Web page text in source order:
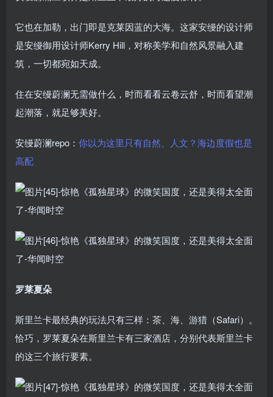
它也在加勒，出门即是克莱因蓝的大海。这家安缦的设计师
是安缦御用设计师Kerry Hill，对称美学和自然风景融入建
筑，一切都宛如天成。
住在安缦蔚澜无需做什么，时而看看云卷云舒，时而看望潮
起潮落，就足够美好。
安缦蔚澜repo： 你以为这里只有自然、人文？海边度假也是
高配
罗莱夏朵
斯里兰卡最经典的玩法只有三样：茶、海、游猎（Safari）。
恰巧，罗莱夏朵在斯里兰卡有三家酒店，分别代表斯里兰卡
的这三个旅行要素。